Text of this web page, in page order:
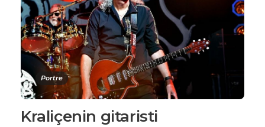
Portre
Kraliçenin gitaristi